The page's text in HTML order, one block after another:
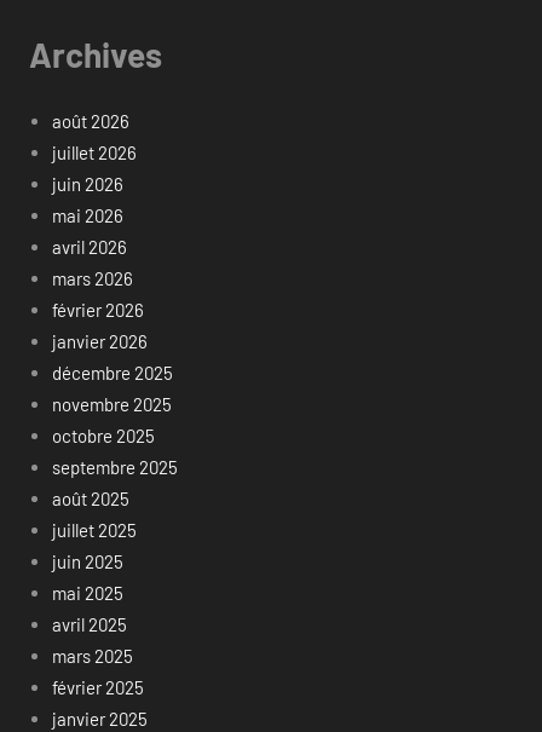
Archives
août 2026
juillet 2026
juin 2026
mai 2026
avril 2026
mars 2026
février 2026
janvier 2026
décembre 2025
novembre 2025
octobre 2025
septembre 2025
août 2025
juillet 2025
juin 2025
mai 2025
avril 2025
mars 2025
février 2025
janvier 2025